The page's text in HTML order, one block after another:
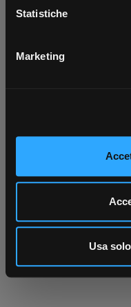
raccogliere
geografica, con
Identificare il
Approfondisci come
dalla Dichiarazione sui
Utilizziamo i cookie
analizzare il nostro
informazioni sul modo
nostri partner che si
pubblicità e social
Statistiche
Marketing
Usa
Scarica ora